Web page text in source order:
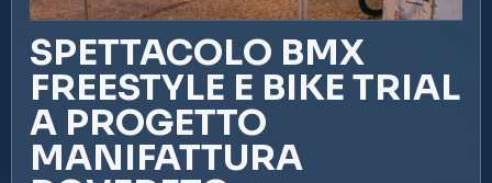
SPETTACOLO BMX
FREESTYLE E BIKE TRIAL
A PROGETTO
MANIFATTURA